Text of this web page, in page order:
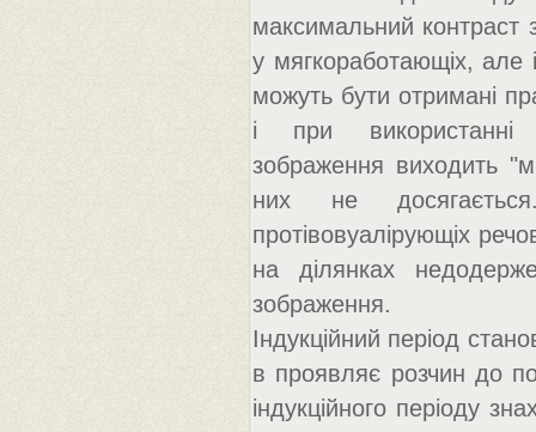
максимальний контраст
у мягкоработающіх, але
можуть бути отримані
і при використанні
зображення виходить
них не
протівовуалірующіх
на ділянках
зображення.
Індукційний період
в проявляє розчин до
індукційного періоду